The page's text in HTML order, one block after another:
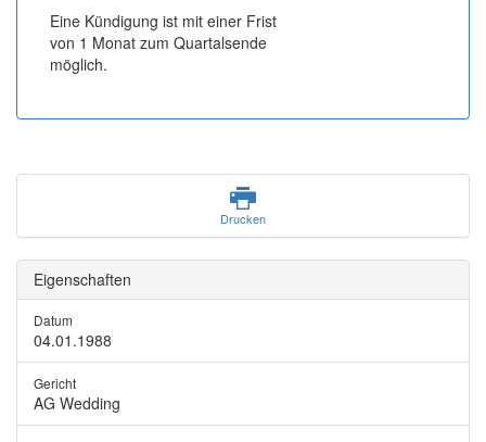
Eine Kündigung ist mit einer Frist
von 1 Monat zum Quartalsende
möglich.
Drucken
Eigenschaften
Datum
04.01.1988
Gericht
AG Wedding